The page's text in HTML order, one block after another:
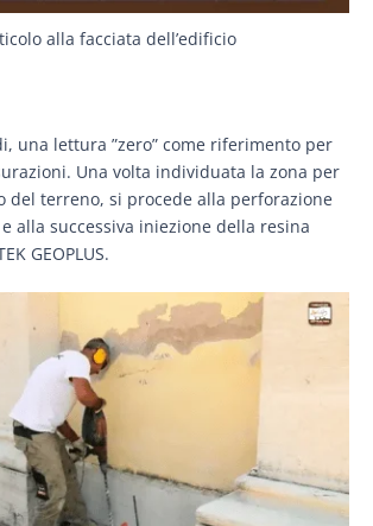
alla facciata dell’edificio
una lettura ”zero” come riferimento per
Una volta individuata la zona per
del terreno, si procede alla perforazione
alla successiva iniezione della resina
GEOPLUS.